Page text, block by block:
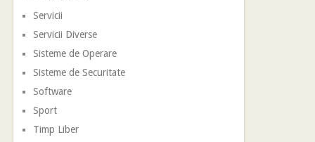
Servicii
Servicii Diverse
Sisteme de Operare
Sisteme de Securitate
Software
Sport
Timp Liber